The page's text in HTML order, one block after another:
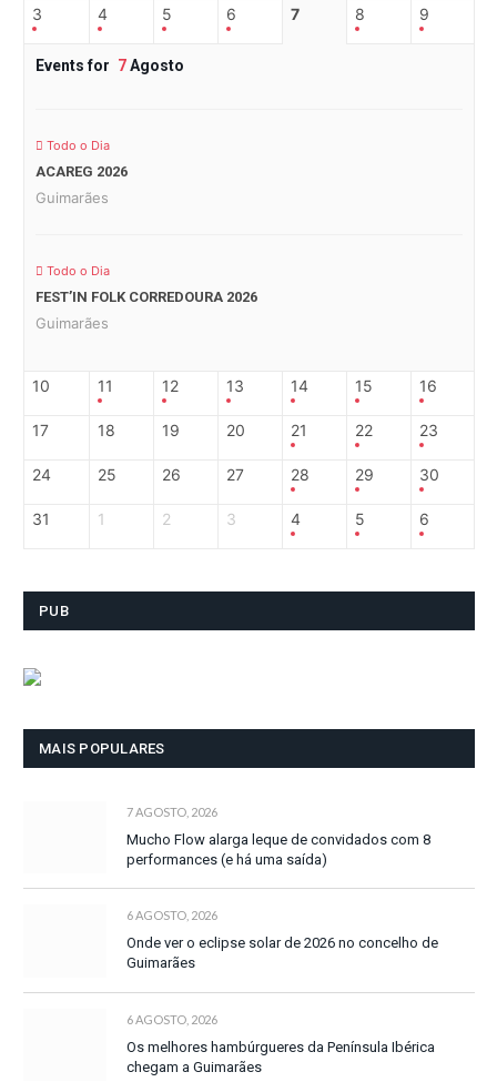
3 4 5 6 7 8 9
Events for 7Agosto
Todo o Dia
ACAREG 2026
Guimarães
Todo o Dia
FEST’IN FOLK CORREDOURA 2026
Guimarães
10 11 12 13 14 15 16
17 18 19 20 21 22 23
24 25 26 27 28 29 30
31 1 2 3 4 5 6
PUB
MAIS POPULARES
7 AGOSTO, 2026
Mucho Flow alarga leque de convidados com 8
performances (e há uma saída)
6 AGOSTO, 2026
Onde ver o eclipse solar de 2026 no concelho de
Guimarães
6 AGOSTO, 2026
Os melhores hambúrgueres da Península Ibérica
chegam a Guimarães